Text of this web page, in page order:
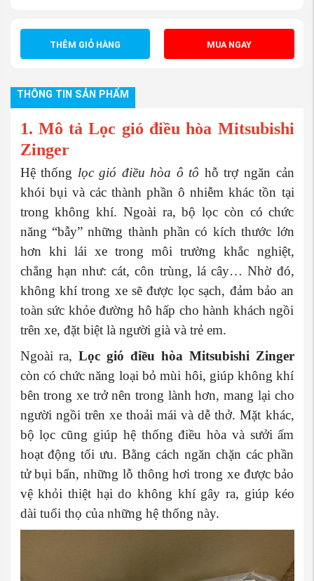
THÊM GIỎ HÀNG MUA NGAY
THÔNG TIN SẢN PHẨM
1. Mô tả Lọc gió điều hòa Mitsubishi
Zinger
Hệ thống lọc gió điều hòa ô tô hỗ trợ ngăn cản
khói bụi và các thành phần ô nhiễm khác tồn tại
trong không khí. Ngoài ra, bộ lọc còn có chức
năng “bẫy” những thành phần có kích thước lớn
hơn khi lái xe trong môi trường khắc nghiệt,
chẳng hạn như: cát, côn trùng, lá cây… Nhờ đó,
không khí trong xe sẽ được lọc sạch, đảm bảo an
toàn sức khỏe đường hô hấp cho hành khách ngồi
trên xe, đặt biệt là người già và trẻ em.
Ngoài ra,Lọc gió điều hòa Mitsubishi Zinger
còn có chức năng loại bỏ mùi hôi, giúp không khí
bên trong xe trở nên trong lành hơn, mang lại cho
người ngồi trên xe thoải mái và dễ thở. Mặt khác,
bộ lọc cũng giúp hệ thống điều hòa và sưởi ấm
hoạt động tối ưu. Bằng cách ngăn chặn các phần
tử bụi bẩn, những lỗ thông hơi trong xe được bảo
vệ khỏi thiệt hại do không khí gây ra, giúp kéo
dài tuổi thọ của những hệ thống này.